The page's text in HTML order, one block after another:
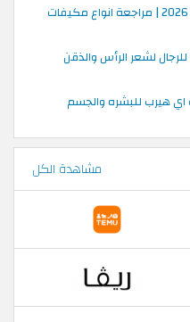
تعرف على افضل مكيف شباك 2026 | مراجعة انواع مكيفات
لشعر الرأس والذقن
هيرب للبشره والجسم
مشاهدة الكل